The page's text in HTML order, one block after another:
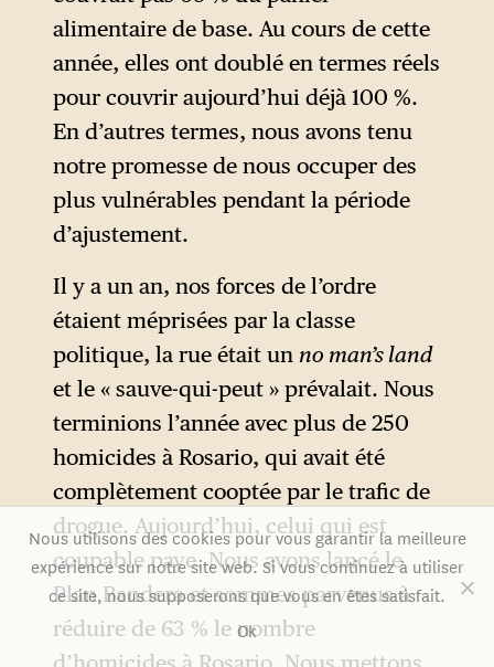
voie publique, une obligation
de déclaration préalable
auprès du ministère de la
Sécurité — projet abandonné
par la suite.
Ces éléments partiels visant à
limiter les expressions
politiques sur la voie publique
n’en ont pas moins alimenté
un phénomène de
« spectacularisation » de la
répression, qui a sans doute
contribué à limiter les
mouvements sociaux au cours
de l’année écoulée.
L’Argentine a par ailleurs
connu une recrudescence des
violences policières visant les
alimentaire de base. Au cours de cette
année, elles ont doublé en termes réels
pour couvrir aujourd’hui déjà 100 %.
En d’autres termes, nous avons tenu
notre promesse de nous occuper des
plus vulnérables pendant la période
d’ajustement.
Il y a un an, nos forces de l’ordre
étaient méprisées par la classe
politique, la rue était un no man’s land
et le « sauve-qui-peut » prévalait. Nous
terminions l’année avec plus de 250
homicides à Rosario, qui avait été
complètement cooptée par le trafic de
drogue. Aujourd’hui, celui qui est
coupable paye. Nous avons lancé le
Plan Bandera et sommes parvenus à
réduire de 63 % le nombre
Nous utilisons des cookies pour vous garantir la meilleure
expérience sur notre site web. Si vous continuez à utiliser
ce site, nous supposerons que vous en êtes satisfait.
Ok